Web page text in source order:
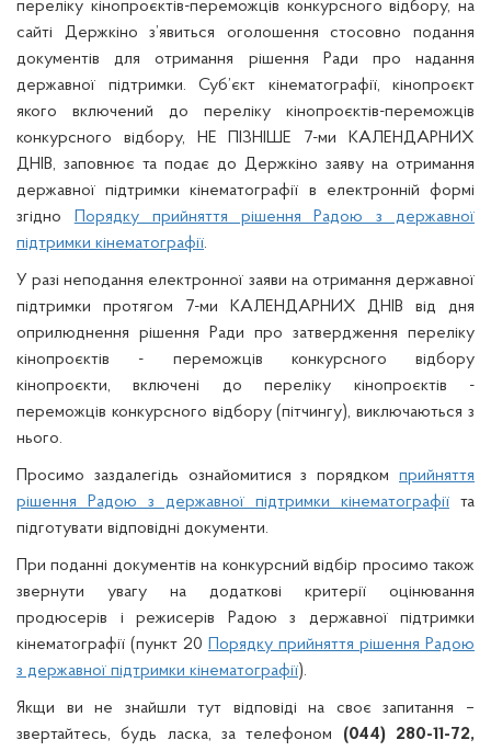
переліку кінопроєктів-переможців конкурсного відбору, на
сайті Держкіно з’явиться оголошення стосовно подання
документів для отримання рішення Ради про надання
державної підтримки. Суб’єкт кінематографії, кінопроєкт
якого включений до переліку кінопроєктів-переможців
конкурсного відбору, НЕ ПІЗНІШЕ 7-ми КАЛЕНДАРНИХ
ДНІВ, заповнює та подає до Держкіно заяву на отримання
державної підтримки кінематографії в електронній формі
згідно
Порядку прийняття рішення Радою з державної
підтримки кінематографії.
У разі неподання електронної заяви на отримання державної
підтримки протягом 7-ми КАЛЕНДАРНИХ ДНІВ від дня
оприлюднення рішення Ради про затвердження переліку
кінопроєктів - переможців конкурсного відбору
кінопроєкти, включені до переліку кінопроєктів -
переможців конкурсного відбору (пітчингу), виключаються з
нього.
Просимо заздалегідь ознайомитися з порядком прийняття
рішення Радою з державної підтримки кінематографії та
підготувати відповідні документи.
При поданні документів на конкурсний відбір просимо також
звернути увагу на додаткові критерії оцінювання
продюсерів і режисерів Радою з державної підтримки
кінематографії (пункт 20
Порядку прийняття рішення Радою
з державної підтримки кінематографії).
Якщи ви не знайшли тут відповіді на своє запитання –
звертайтесь, будь ласка, за телефоном (044) 280-11-72,